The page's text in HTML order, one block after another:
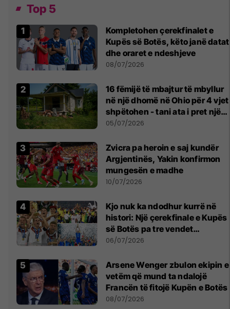
Top 5
Kompletohen çerekfinalet e
Kupës së Botës, këto janë datat
dhe oraret e ndeshjeve
08/07/2026
16 fëmijë të mbajtur të mbyllur
në një dhomë në Ohio për 4 vjet
shpëtohen - tani ata i pret një
sfidë e madhe
05/07/2026
Zvicra pa heroin e saj kundër
Argjentinës, Yakin konfirmon
mungesën e madhe
10/07/2026
Kjo nuk ka ndodhur kurrë në
histori: Një çerekfinale e Kupës
së Botës pa tre vendet
legjendare të futbollit
06/07/2026
Arsene Wenger zbulon ekipin e
vetëm që mund ta ndalojë
Francën të fitojë Kupën e Botës
08/07/2026